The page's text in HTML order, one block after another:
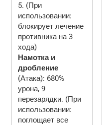
5. (При
использовании:
блокирует лечение
противника на 3
хода)
Намотка и
дробление
(Атака): 680%
урона, 9
перезарядки. (При
использовании:
поглощает все